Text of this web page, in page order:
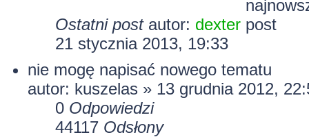
Ostatni post autor: dexter
21 stycznia 2013, 19:33
nie mogę napisać nowego tematu
autor: kuszelas » 13 grudnia 2012,
0 Odpowiedzi
44117 Odsłony